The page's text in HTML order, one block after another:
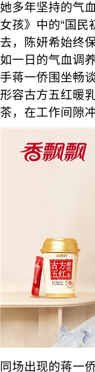
她多年坚持的气
女孩》中的“国民
去，陈妍希始终
如一日的气血调
手蒋一侨围坐畅
形容古方五红暖
茶，在工作间隙
同场出现的蒋一